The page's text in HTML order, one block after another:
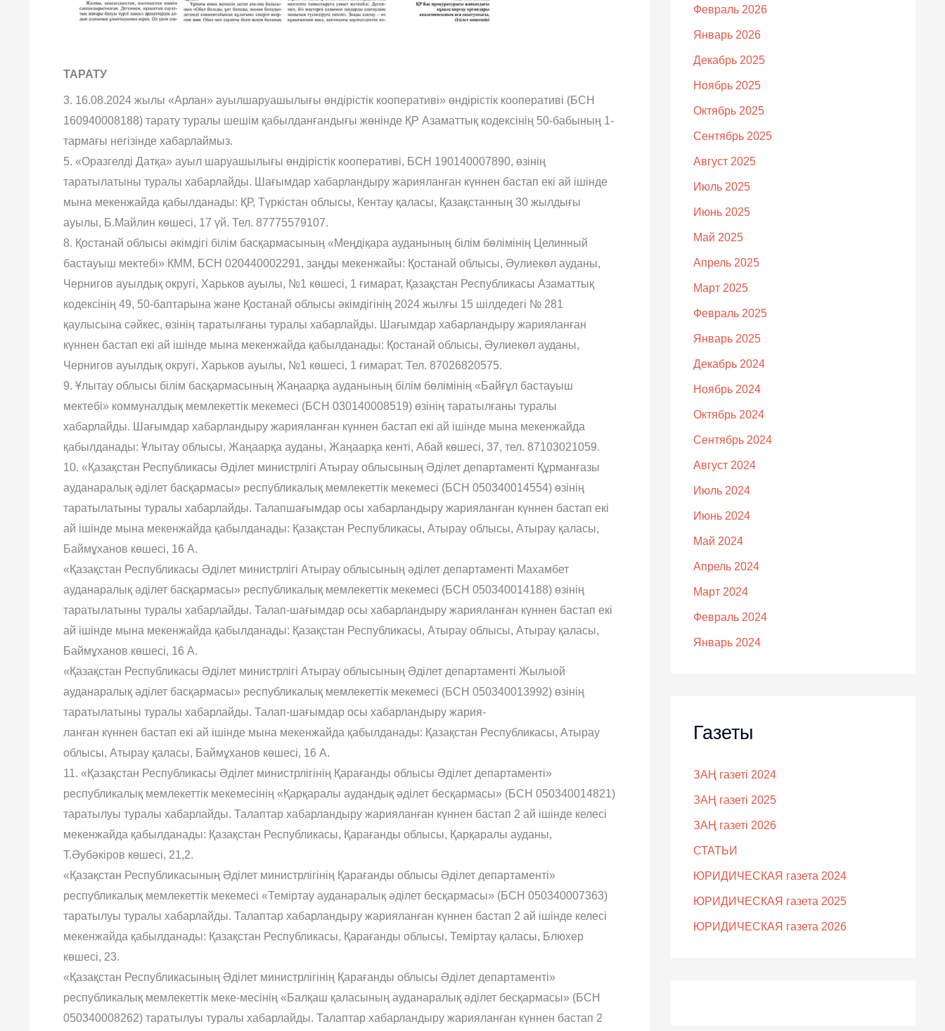
ТАРАТУ
3. 16.08.2024 жылы «Арлан» ауылшаруашылығы өндірістік кооперативі» өндірістік кооперативі (БСН
160940008188) тарату туралы шешім қабылданғандығы жөнінде ҚР Азаматтық кодексінің 50-бабының 1-
тармағы негізінде хабарлаймыз.
5. «Оразгелді Датқа» ауыл шаруашылығы өндірістік кооперативі, БСН 190140007890, өзінің
таратылатыны туралы хабарлайды. Шағымдар хабарландыру жарияланған күннен бастап екі ай ішінде
мына мекенжайда қабылданады: ҚР, Түркістан облысы, Кентау қаласы, Қазақстанның 30 жылдығы
ауылы, Б.Майлин көшесі, 17 үй. Тел. 87775579107.
8. Қостанай облысы әкімдігі білім басқармасының «Меңдіқара ауданының білім бөлімінің Целинный
бастауыш мектебі» КММ, БСН 020440002291, заңды мекенжайы: Қостанай облысы, Әулиекөл ауданы,
Чернигов ауылдық округі, Харьков ауылы, №1 көшесі, 1 ғимарат, Қазақстан Республикасы Азаматтық
кодексінің 49, 50-баптарына және Қостанай облысы әкімдігінің 2024 жылғы 15 шілдедегі № 281
қаулысына сәйкес, өзінің таратылғаны туралы хабарлайды. Шағымдар хабарландыру жарияланған
күннен бастап екі ай ішінде мына мекенжайда қабылданады: Қостанай облысы, Әулиекөл ауданы,
Чернигов ауылдық округі, Харьков ауылы, №1 көшесі, 1 ғимарат. Тел. 87026820575.
9. Ұлытау облысы білім басқармасының Жаңаарқа ауданының білім бөлімінің «Байғұл бастауыш
мектебі» коммуналдық мемлекеттік мекемесі (БСН 030140008519) өзінің таратылғаны туралы
хабарлайды. Шағымдар хабарландыру жарияланған күннен бастап екі ай ішінде мына мекенжайда
қабылданады: Ұлытау облысы, Жаңаарқа ауданы, Жаңаарқа кенті, Абай көшесі, 37, тел. 87103021059.
10. «Қазақстан Республикасы Әділет министрлігі Атырау облысының Әділет департаменті Құрманғазы
ауданаралық әділет басқармасы» республикалық мемлекеттік мекемесі (БСН 050340014554) өзінің
таратылатыны туралы хабарлайды. Талапшағымдар осы хабарландыру жарияланған күннен бастап екі
ай ішінде мына мекенжайда қабылданады: Қазақстан Республикасы, Атырау облысы, Атырау қаласы,
Баймұханов көшесі, 16 А.
«Қазақстан Республикасы Әділет министрлігі Атырау облысының әділет департаменті Махамбет
ауданаралық әділет басқармасы» республикалық мемлекеттік мекемесі (БСН 050340014188) өзінің
таратылатыны туралы хабарлайды. Талап-шағымдар осы хабарландыру жарияланған күннен бастап екі
ай ішінде мына мекенжайда қабылданады: Қазақстан Республикасы, Атырау облысы, Атырау қаласы,
Баймұханов көшесі, 16 А.
«Қазақстан Республикасы Әділет министрлігі Атырау облысының Әділет департаменті Жылыой
ауданаралық әділет басқармасы» республикалық мемлекеттік мекемесі (БСН 050340013992) өзінің
таратылатыны туралы хабарлайды. Талап-шағымдар осы хабарландыру жария-
ланған күннен бастап екі ай ішінде мына мекенжайда қабылданады: Қазақстан Республикасы, Атырау
облысы, Атырау қаласы, Баймұханов көшесі, 16 А.
11. «Қазақстан Республикасы Әділет министрлігінің Қарағанды облысы Әділет департаменті»
республикалық мемлекеттік мекемесінің «Қарқаралы аудандық әділет бесқармасы» (БСН 050340014821)
таратылуы туралы хабарлайды. Талаптар хабарландыру жарияланған күннен бастап 2 ай ішінде келесі
мекенжайда қабылданады: Қазақстан Республикасы, Қарағанды облысы, Қарқаралы ауданы,
Т.Әубәкіров көшесі, 21,2.
«Қазақстан Республикасының Әділет министрлігінің Қарағанды облысы Әділет департаменті»
республикалық мемлекеттік мекемесі «Теміртау ауданаралық әділет бесқармасы» (БСН 050340007363)
таратылуы туралы хабарлайды. Талаптар хабарландыру жарияланған күннен бастап 2 ай ішінде келесі
мекенжайда қабылданады: Қазақстан Республикасы, Қарағанды облысы, Теміртау қаласы, Блюхер
көшесі, 23.
«Қазақстан Республикасының Әділет министрлігінің Қарағанды облысы Әділет департаменті»
республикалық мемлекеттік меке-месінің «Балқаш қаласының ауданаралық әділет бесқармасы» (БСН
050340008262) таратылуы туралы хабарлайды. Талаптар хабарландыру жарияланған күннен бастап 2
Февраль 2026
Январь 2026
Декабрь 2025
Ноябрь 2025
Октябрь 2025
Сентябрь 2025
Август 2025
Июль 2025
Июнь 2025
Май 2025
Апрель 2025
Март 2025
Февраль 2025
Январь 2025
Декабрь 2024
Ноябрь 2024
Октябрь 2024
Сентябрь 2024
Август 2024
Июль 2024
Июнь 2024
Май 2024
Апрель 2024
Март 2024
Февраль 2024
Январь 2024
Газеты
ЗАҢ газеті 2024
ЗАҢ газеті 2025
ЗАҢ газеті 2026
СТАТЬИ
ЮРИДИЧЕСКАЯ газета 2024
ЮРИДИЧЕСКАЯ газета 2025
ЮРИДИЧЕСКАЯ газета 2026